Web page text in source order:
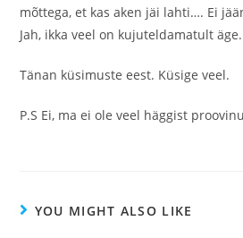
mõttega, et kas aken jäi lahti…. Ei
Jah, ikka veel on kujuteldamatult äge.
Tänan küsimuste eest. Küsige veel.
P.S Ei, ma ei ole veel häggist
YOU MIGHT ALSO LIKE